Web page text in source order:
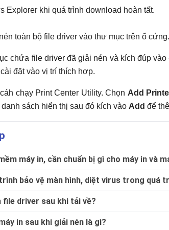
Explorer khi quá trình download hoàn tất.
toàn bộ file driver vào thư mục trên ổ cứng.
chứa file driver đã giải nén và kích đúp
đặt vào vị trí thích hợp.
chạy Print Center Utility. Chọn Add
sách hiển thị sau đó kích vào Add để
máy in, cần chuẩn bị gì cho máy in và
bảo vệ màn hình, diệt virus trong quá
file driver sau khi tải về?
in sau khi giải nén là gì?